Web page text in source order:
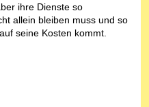
ihre Dienste so
allein bleiben muss und so
seine Kosten kommt.